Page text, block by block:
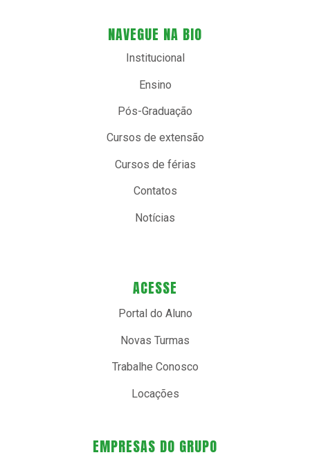
NAVEGUE NA BIO
Institucional
Ensino
Pós-Graduação
Cursos de extensão
Cursos de férias
Contatos
Notícias
ACESSE
Portal do Aluno
Novas Turmas
Trabalhe Conosco
Locações
EMPRESAS DO GRUPO